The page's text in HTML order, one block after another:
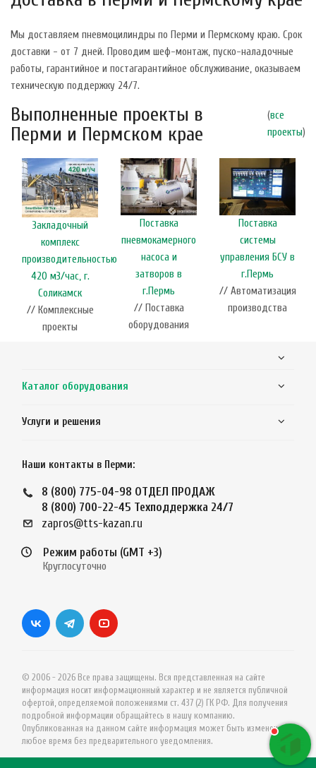
Мы доставляем пневмоцилиндры по Перми и Пермскому краю. Срок
доставки - от 7 дней. Проводим шеф-монтаж, пуско-наладочные
работы, гарантийное и постагарантийное обслуживание, оказываем
техническую поддержку 24/7.
Выполненные проекты в
Перми и Пермском крае
(все
проекты)
Закладочный
комплекс
производительностью
420 м3/час, г.
Соликамск
// Комплексные
проекты
Поставка
пневмокамерного
насоса и
затворов в
г.Пермь
// Поставка
оборудования
Поставка
системы
управления БСУ в
г.Пермь
// Автоматизация
производства
Каталог оборудования
Услуги и решения
Наши контакты в Перми:
8 (800) 775-04-98 ОТДЕЛ ПРОДАЖ
8 (800) 700-22-45 Техподдержка 24/7
zapros@tts-kazan.ru
Режим работы (GMT +3)
Круглосуточно
© 2006 - 2026 Все права защищены. Вся представленная на сайте
информация носит информационный характер и не является публичной
офертой, определяемой положениями ст. 437 (2) ГК РФ. Для получения
подробной информации обращайтесь в нашу компанию.
Опубликованная на данном сайте информация может быть изменена в
любое время без предварительного уведомления.